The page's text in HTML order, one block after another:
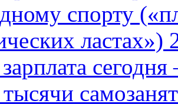
спорту
ластах»)
тысячи